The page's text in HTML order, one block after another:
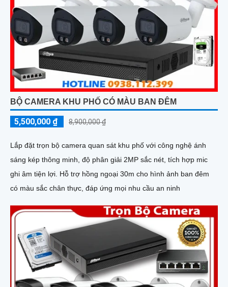
BỘ CAMERA KHU PHỐ CÓ MÀU BAN ĐÊM
5,500,000 ₫ 8,900,000 ₫
Lắp đặt trọn bộ camera quan sát khu phố với công nghệ ánh
sáng kép thông minh, độ phân giải 2MP sắc nét, tích hợp mic
ghi âm tiện lợi. Hỗ trợ hồng ngoại 30m cho hình ảnh ban đêm
có màu sắc chân thực, đáp ứng mọi nhu cầu an ninh